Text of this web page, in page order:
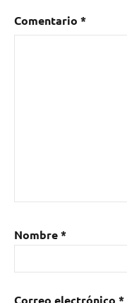
Comentario *
Nombre*
Correo electrónico *